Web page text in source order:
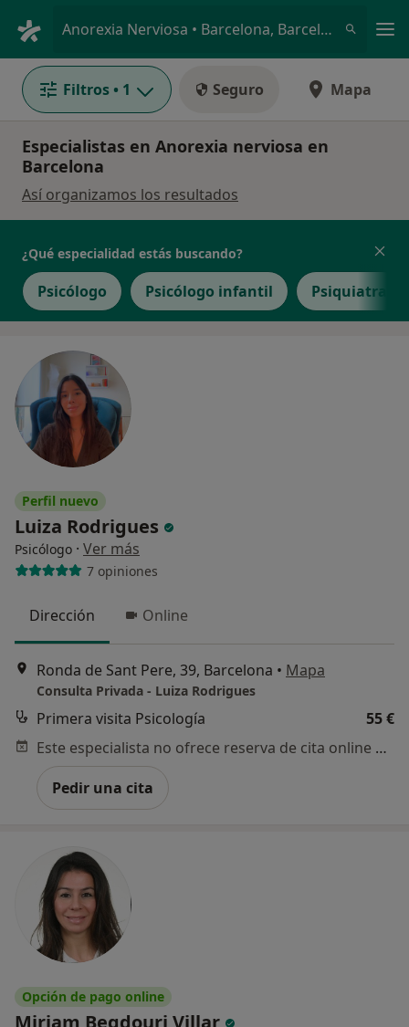
Anorexia Nerviosa • Barcelona, Barcelona
Filtros • 1 Seguro Mapa
Especialistas en Anorexia nerviosa en
Barcelona
Así organizamos los resultados
¿Qué especialidad estás buscando?
Psicólogo Psicólogo infantil Psiquiatra
Perfil nuevo
Luiza Rodrigues
Psicólogo · Ver más
7 opiniones
Dirección Online
Ronda de Sant Pere, 39, Barcelona • Mapa
Consulta Privada - Luiza Rodrigues
Primera visita Psicología
55 €
Este especialista no ofrece reserva de cita online en esta dirección.
Pedir una cita
Opción de pago online
Miriam Begdouri Villar